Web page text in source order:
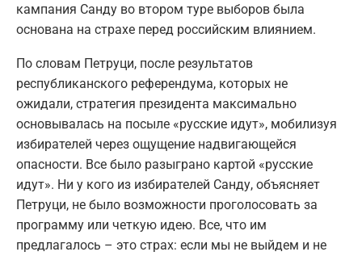
кампания Санду во втором туре выборов была
основана на страхе перед российским влиянием.
По словам Петруци, после результатов
республиканского референдума, которых не
ожидали, стратегия президента максимально
основывалась на посыле «русские идут», мобилизуя
избирателей через ощущение надвигающейся
опасности. Все было разыграно картой «русские
идут». Ни у кого из избирателей Санду, объясняет
Петруци, не было возможности проголосовать за
программу или четкую идею. Все, что им
предлагалось – это страх: если мы не выйдем и не